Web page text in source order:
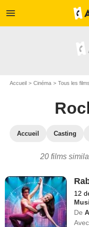
menu
Accueil Cinéma Tous les films
Accueil Casting
20 films
12
De
Avec